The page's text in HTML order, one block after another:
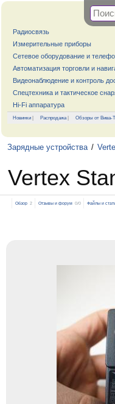
Радиосвязь
Измерительные приборы
Сетевое оборудование и
Автоматизация торговли и
Видеонаблюдение и контроль
Спецтехника и тактическое
Hi-Fi аппаратура
Новинки | Распродажа| Обзоры от Вива-
Зарядные устройства /
Vertex
Обзор 2 Отзывы и форум 0/0 Файлы и